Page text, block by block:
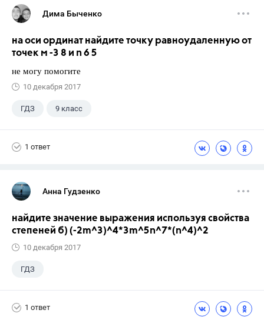
Дима Быченко
на оси ординат найдите точку равноудаленную от
точек м -3 8 и n 6 5
не могу помогите
10 декабря 2017
ГДЗ 9 класс
1 ответ
Анна Гудзенко
найдите значение выражения используя свойства
степеней б) (-2m^3)^4*3m^5n^7*(n^4)^2
10 декабря 2017
ГДЗ
1 ответ